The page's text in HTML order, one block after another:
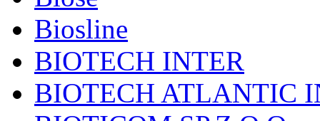
Biosline
BIOTECH INTER
BIOTECH ATLANTIC